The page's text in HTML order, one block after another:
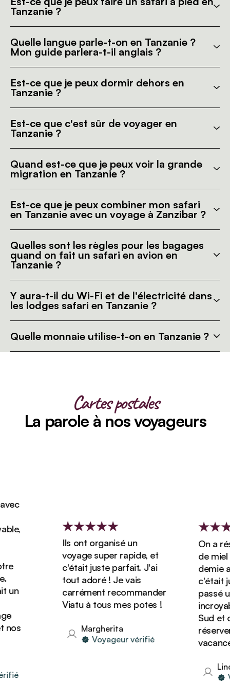
Tanzanie ?
Quelle langue parle-t-on en Tanzanie ?
Mon guide parlera-t-il anglais ?
Est-ce que je peux dormir dehors en
Tanzanie ?
Est-ce que c'est sûr de voyager en
Tanzanie ?
Quand est-ce que je peux voir la grande
migration en Tanzanie ?
Est-ce que je peux combiner mon safari
en Tanzanie avec un voyage à Zanzibar ?
Quelles sont les règles pour les bagages
quand on fait un safari en avion en
Tanzanie ?
Y aura-t-il du Wi-Fi et de l'électricité dans
les lodges safari en Tanzanie ?
Quelle monnaie utilise-t-on en Tanzanie ?
Cartes postales
La parole à nos voyageurs
Ils ont organisé un
voyage super rapide, et
c'était juste parfait. J'ai
tout adoré ! Je vais
carrément recommander
Viatu à tous mes potes !
Margherita
Voyageur vérifié
On a
de miel
demie
c'était
passé
Sud et
réserver
Linda